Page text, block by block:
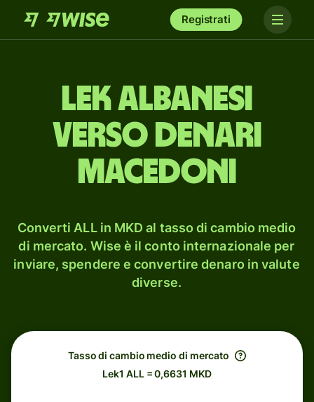
Registrati
lek albanesi
verso denari
macedoni
Converti ALL in MKD al tasso di cambio medio
di mercato. Wise è il conto internazionale per
inviare, spendere e convertire denaro in valute
diverse.
Tasso di cambio medio di mercato
Lek1 ALL = 0,6631 MKD